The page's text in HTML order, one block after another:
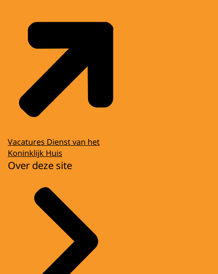
Vacatures Dienst van het
Koninklijk Huis
Over deze site